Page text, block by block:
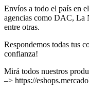
Envíos a todo el país en
agencias como DAC, La
entre otras.
Respondemos todas tus
confianza!
Mirá todos nuestros
–> https://